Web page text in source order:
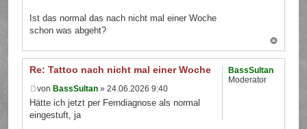
Ist das normal das nach nicht mal einer Woche
schon was abgeht?
Re: Tattoo nach nicht mal einer Woche
vonBassSultan » 24.06.2026 9:40
Hätte ich jetzt per Ferndiagnose als normal
eingestuft, ja
BassSultan
Moderator